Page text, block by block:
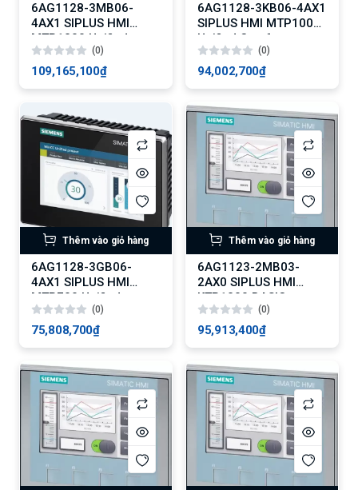
6AG1128-3MB06-
4AX1 SIPLUS HMI
MTP1200 Unified
Comfort
(0)
109,165,100₫
6AG1128-3KB06-4AX1
SIPLUS HMI MTP1000
Unified Comfort
(0)
94,002,700₫
Thêm vào giỏ hàng
6AG1128-3GB06-
4AX1 SIPLUS HMI
MTP700 Unified
Comfort
(0)
75,808,700₫
Thêm vào giỏ hàng
6AG1123-2MB03-
2AX0 SIPLUS HMI
KTP1200 BASIC
(0)
95,913,400₫